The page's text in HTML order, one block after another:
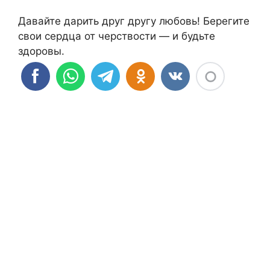
Давайте дарить друг другу любовь! Берегите
свои сердца от черствости — и будьте
здоровы.